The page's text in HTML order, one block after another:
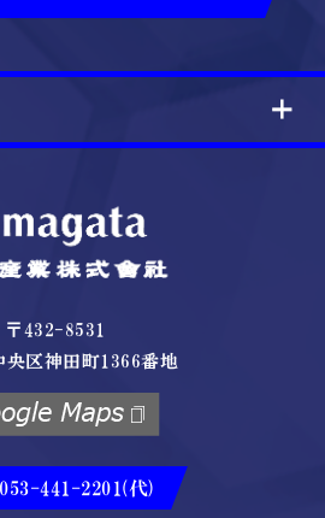
〒432-8531
央区神田町1366番地
441-2201(代)